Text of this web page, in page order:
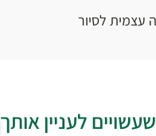
עצמית לסיור
לעניין אותך